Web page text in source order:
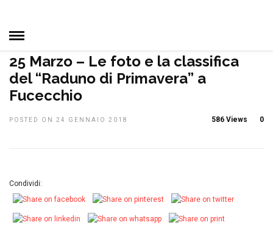
MANIFESTAZIONI
25 Marzo – Le foto e la classifica
del “Raduno di Primavera” a
Fucecchio
POSTED ON 24 GENNAIO 2018 0
586 Views
Condividi: